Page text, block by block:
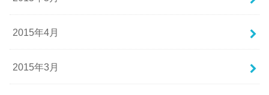
2015年4月
2015年3月